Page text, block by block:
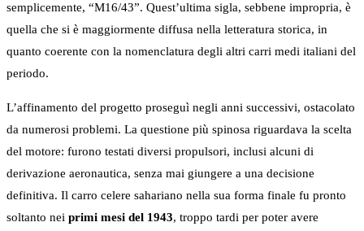
semplicemente, “M16/43”. Quest’ultima sigla, sebbene impropria, è
quella che si è maggiormente diffusa nella letteratura storica, in
quanto coerente con la nomenclatura degli altri carri medi italiani del
periodo.
L’affinamento del progetto proseguì negli anni successivi, ostacolato
da numerosi problemi. La questione più spinosa riguardava la scelta
del motore: furono testati diversi propulsori, inclusi alcuni di
derivazione aeronautica, senza mai giungere a una decisione
definitiva. Il carro celere sahariano nella sua forma finale fu pronto
soltanto nei primi mesi del 1943, troppo tardi per poter avere